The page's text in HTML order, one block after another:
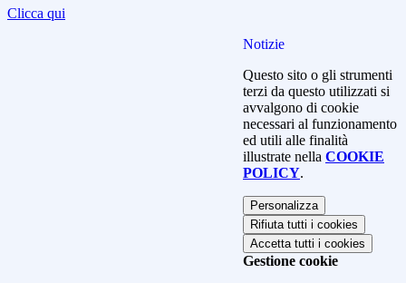
Clicca qui
Notizie
Questo sito o gli strumenti
terzi da questo utilizzati si
avvalgono di cookie
necessari al funzionamento
ed utili alle finalità
illustrate nella COOKIE
POLICY.
Personalizza
Rifiuta tutti i cookies
Accetta tutti i cookies
Gestione cookie